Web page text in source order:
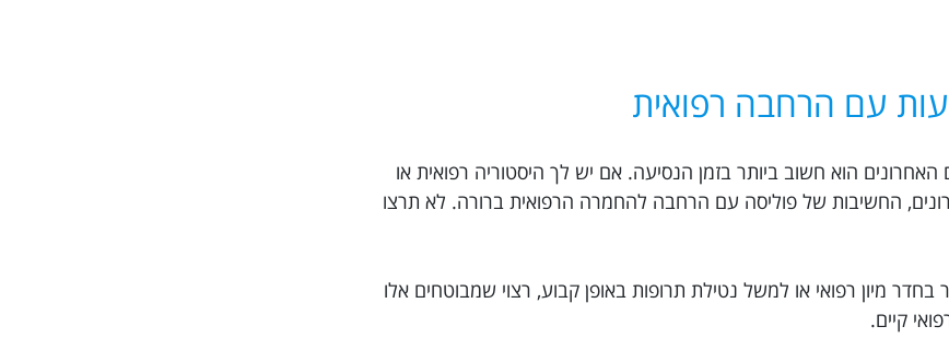
עם הרחבה רפואית
למרקש עם החמרה רפואית ב-6 חודשים האחרונים הוא חשוב ביותר בזמן הנסיעה. אם יש לך היסטוריה רפואית או
לא תקינות ב-6 החודשים האחרונים, החשיבות של פוליסה עם הרחבה להחמרה הרפואית ברורה. לא תרצו
מיון רפואי או למשל נטילת תרופות באופן קבוע, רצוי שמבוטחים אלו
קיים.